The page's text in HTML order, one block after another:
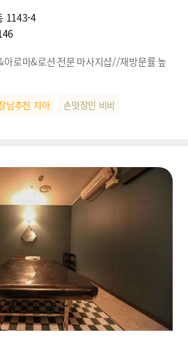
1143-4
로마&로션 전문 마사지샵//재방문률 높
님추천 지아 손맛장인 비비